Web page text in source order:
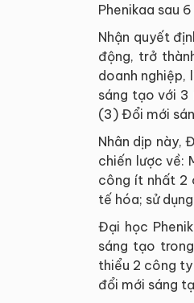
Phenikaa sau
Nhận quyết
động, trở
doanh nghiệp,
sáng tạo với 3
(3) Đổi mới
Nhân dịp này,
chiến lược về:
công ít nhất 2
tế hóa; sử
Đại học
sáng tạo
thiểu 2 công
đổi mới sáng